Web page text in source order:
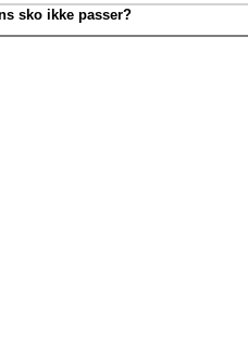
sko ikke passer?